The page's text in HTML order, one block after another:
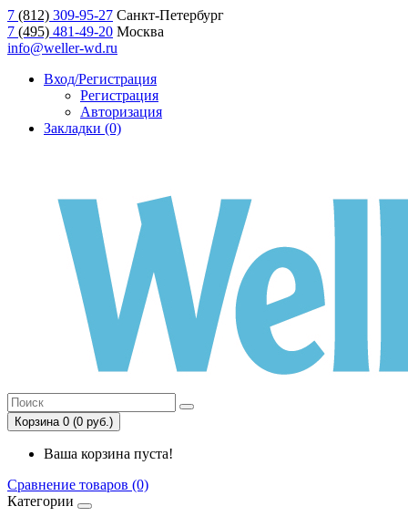
7 (812) 309-95-27 Санкт-Петербург
7 (495) 481-49-20 Москва
info@weller-wd.ru
Вход/Регистрация
Регистрация
Авторизация
Закладки (0)
Корзина 0 (0 руб.)
Ваша корзина пуста!
Сравнение товаров (0)
Категории